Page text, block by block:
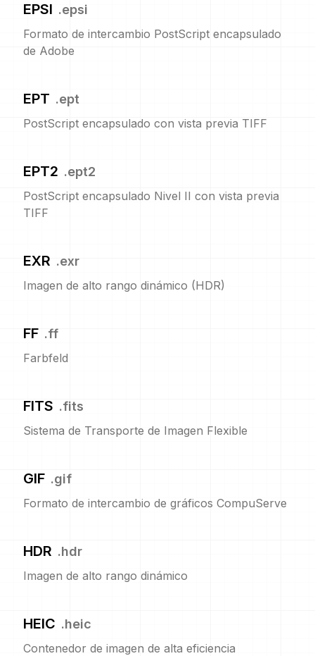
EPSI .epsi
Formato de intercambio PostScript encapsulado
de Adobe
EPT .ept
PostScript encapsulado con vista previa TIFF
EPT2 .ept2
PostScript encapsulado Nivel II con vista previa
TIFF
EXR .exr
Imagen de alto rango dinámico (HDR)
FF .ff
Farbfeld
FITS .fits
Sistema de Transporte de Imagen Flexible
GIF .gif
Formato de intercambio de gráficos CompuServe
HDR .hdr
Imagen de alto rango dinámico
HEIC .heic
Contenedor de imagen de alta eficiencia